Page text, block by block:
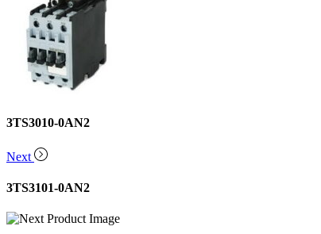
3TS3010-0AN2
Next
3TS3101-0AN2